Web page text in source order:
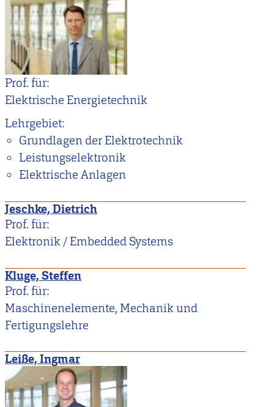
Prof. für:
Elektrische Energietechnik
Lehrgebiet:
Grundlagen der Elektrotechnik
Leistungselektronik
Elektrische Anlagen
Jeschke, Dietrich
Prof. für:
Elektronik / Embedded Systems
Kluge, Steffen
Prof. für:
Maschinenelemente, Mechanik und
Fertigungslehre
Leiße, Ingmar